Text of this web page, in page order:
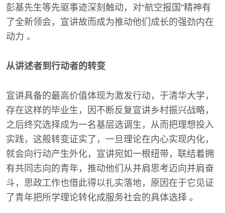
彭基先生等先驱事迹深刻触动，对“航空报国”精神有
了全新领会，宣讲故而成为推动他们成长的强劲内在
动力 。
从讲述者到行动者的转变
宣讲具备的最高价值体现为激发行动，于清华大学，
存在这样的毕业生，因不断反复宣讲乡村振兴战略，
之后终究选择成为一名基层选调生，从而把理想投入
实践，这般转变证实了，一旦理论在内心实现内化，
就会向行动产生外化，宣讲宛如一根纽带，联结着拥
有共同志向的青年，推动他们从并肩思考迈向并肩奋
斗，思政工作也借此得以扎实落地，原因在于它见证
了青年把所学理论转化成服务社会的具体选择 。